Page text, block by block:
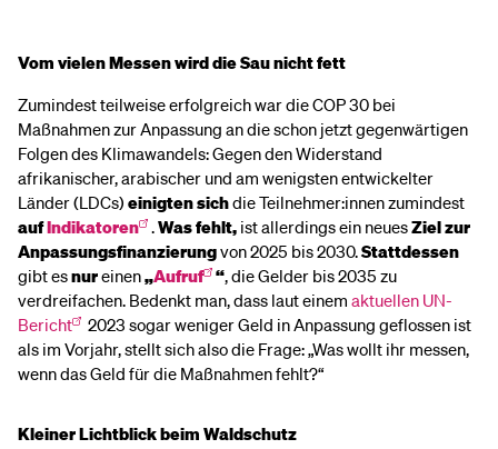
Vom vielen Messen wird die Sau nicht fett
Zumindest teilweise erfolgreich war die COP 30 bei
Maßnahmen zur Anpassung an die schon jetzt gegenwärtigen
Folgen des Klimawandels: Gegen den Widerstand
afrikanischer, arabischer und am wenigsten entwickelter
Länder (LDCs) einigten sichdie Teilnehmer:innen zumindest
aufIndikatoren .Wasfehlt,ist allerdings ein neuesZiel zur
Anpassungsfinanzierungvon 2025 bis 2030.Stattdessen
gibt esnureinen„Aufruf “, die Gelder bis 2035 zu
verdreifachen. Bedenkt man, dass laut einem aktuellen UN-
Bericht
2023 sogar weniger Geld in Anpassung geflossen ist
als im Vorjahr, stellt sich also die Frage: „Was wollt ihr messen,
wenn das Geld für die Maßnahmen fehlt?“
Kleiner Lichtblick beim Waldschutz